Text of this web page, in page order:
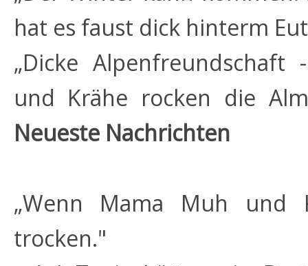
hat es faust dick hinterm
„Dicke
und Krähe rocken die
Neueste Nachrichten
„Wenn Mama Muh und
trocken."